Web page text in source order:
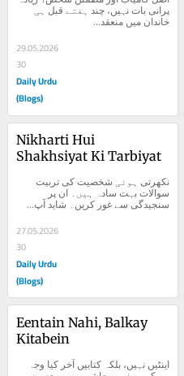
پرانی بات نہیں، چند ہفتے قبل ہی
خاندان میں منعقد...
29.05.2026
30
Daily Urdu
(Blogs)
Nikharti Hui
Shakhsiyat Ki Tarbiyat
سوالات بہت سادہ ہیں۔ ان پر
سنجیدگی سے غور کریں۔ شاید آپ...
27.05.2026
30
Daily Urdu
(Blogs)
Eentain Nahi, Balkay
Kitabein